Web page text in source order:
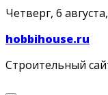
Skip
content
Четверг, 6
hobbihouse.ru
Строительный